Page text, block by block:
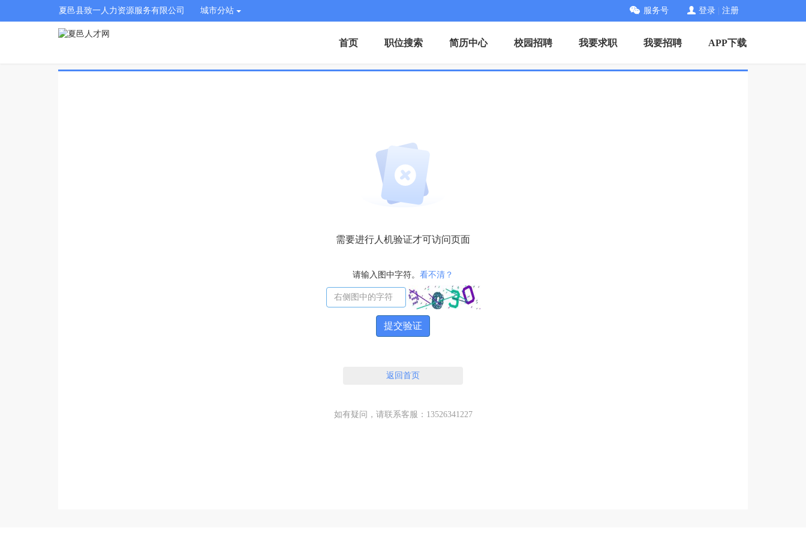
夏邑县致一人力资源服务有限公司 城市分站 服务号 登录 注册
首页 职位搜索 简历中心 校园招聘 我要求职 我要招聘 APP下载
需要进行人机验证才可访问页面
请输入图中字符。 看不清？
提交验证
返回首页
如有疑问，请联系客服：13526341227